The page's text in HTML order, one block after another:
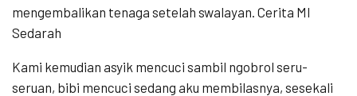
mengembalikan tenaga setelah swalayan. Cerita Ml
Sedarah
Kami kemudian asyik mencuci sambil ngobrol seru-
seruan, bibi mencuci sedang aku membilasnya, sesekali